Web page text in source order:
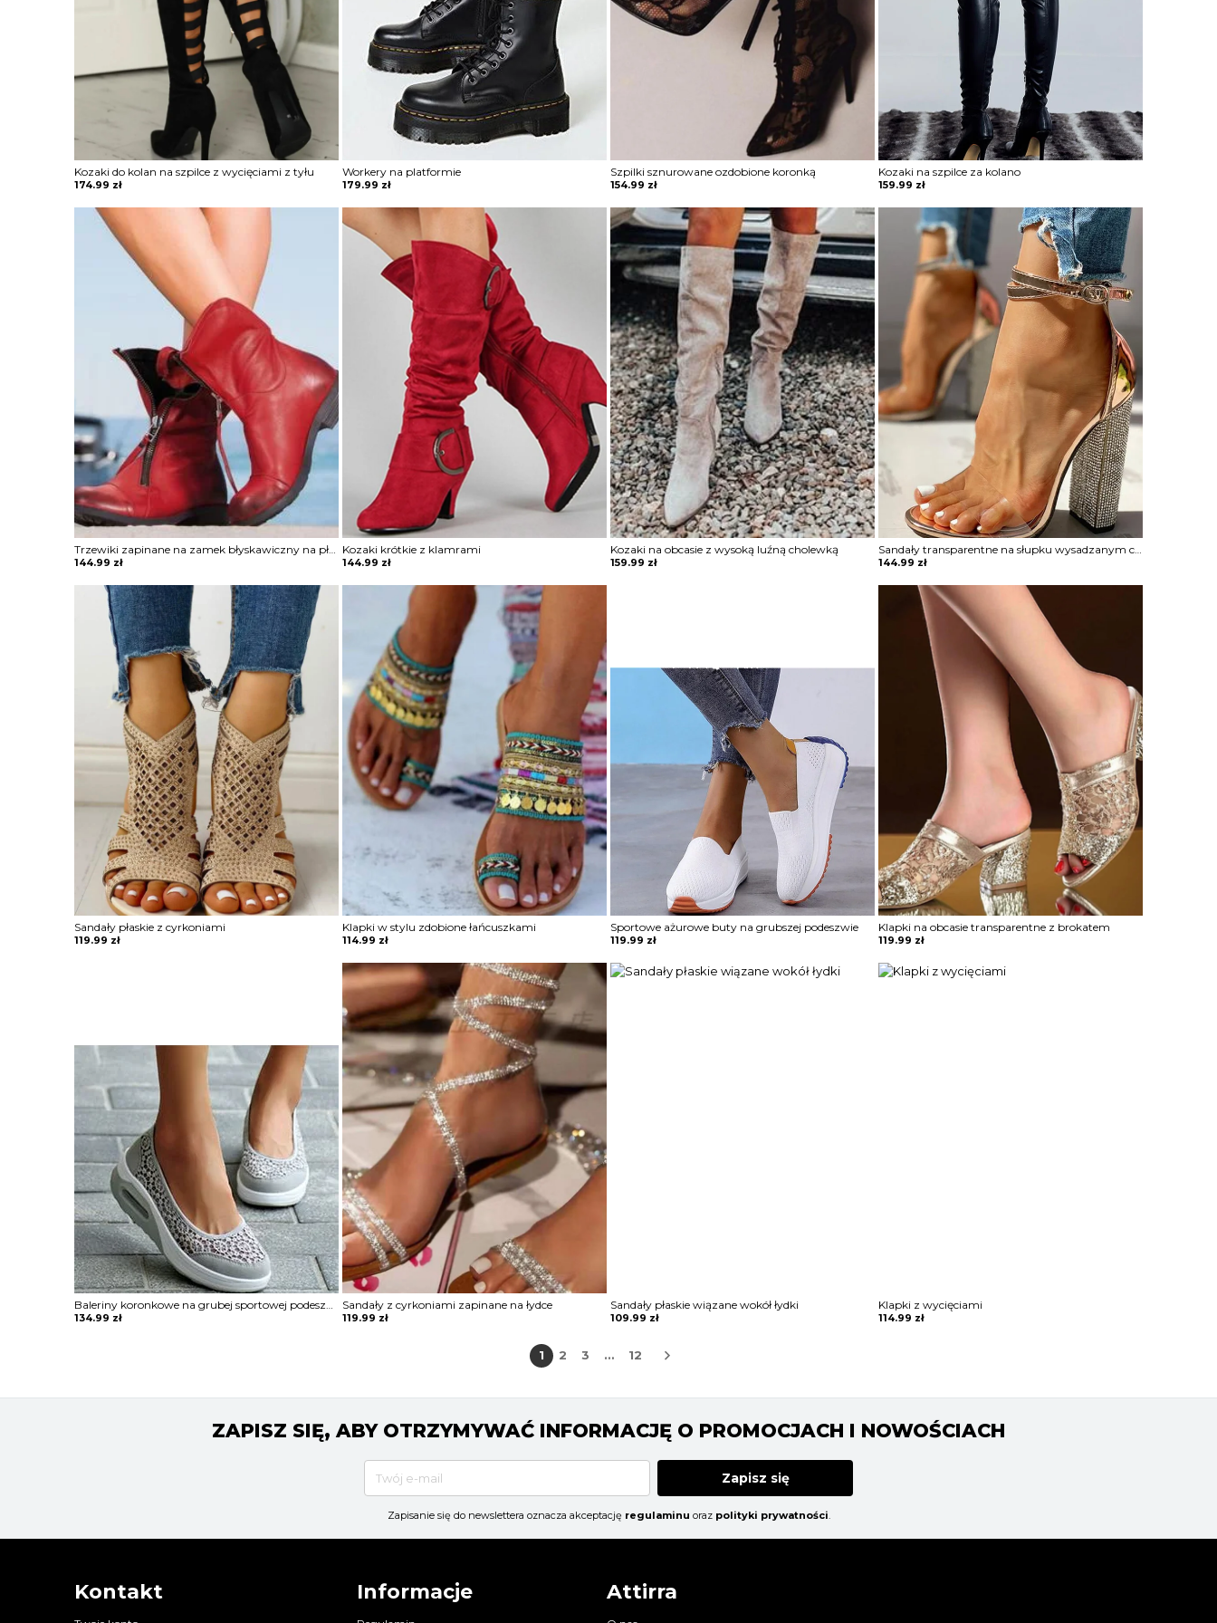
Kozaki do kolan na szpilce z wycięciami z tyłu
174.99 zł
Workery na platformie
179.99 zł
Szpilki sznurowane ozdobione koronką
154.99 zł
Kozaki na szpilce za kolano
159.99 zł
Trzewiki zapinane na zamek błyskawiczny na płaskiej podeszwie
144.99 zł
Kozaki krótkie z klamrami
144.99 zł
Kozaki na obcasie z wysoką luźną cholewką
159.99 zł
Sandały transparentne na słupku wysadzanym cyrkoniami
144.99 zł
Sandały płaskie z cyrkoniami
119.99 zł
Klapki w stylu zdobione łańcuszkami
114.99 zł
Sportowe ażurowe buty na grubszej podeszwie
119.99 zł
Klapki na obcasie transparentne z brokatem
119.99 zł
Baleriny koronkowe na grubej sportowej podeszwie
134.99 zł
Sandały z cyrkoniami zapinane na łydce
119.99 zł
Sandały płaskie wiązane wokół łydki
109.99 zł
Klapki z wycięciami
114.99 zł
1 2 3 … 12
ZAPISZ SIĘ, ABY OTRZYMYWAĆ INFORMACJĘ O PROMOCJACH I NOWOŚCIACH
Zapisz się
Zapisanie się do newslettera oznacza akceptację regulaminu oraz polityki prywatności.
Kontakt Informacje Attirra